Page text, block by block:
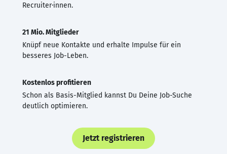
Recruiter·innen.
21 Mio. Mitglieder
Knüpf neue Kontakte und erhalte Impulse für ein
besseres Job-Leben.
Kostenlos profitieren
Schon als Basis-Mitglied kannst Du Deine Job-Suche
deutlich optimieren.
Jetzt registrieren